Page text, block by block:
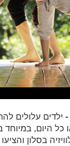
- ילדים עלולים
כל היום, במיוחד
בסלון